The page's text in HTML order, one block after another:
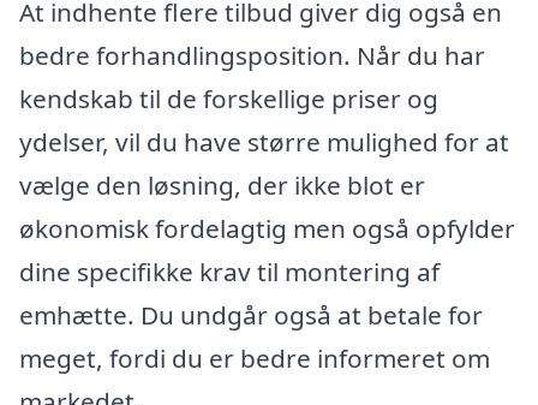
At indhente flere tilbud giver dig også en
bedre forhandlingsposition. Når du har
kendskab til de forskellige priser og
ydelser, vil du have større mulighed for at
vælge den løsning, der ikke blot er
økonomisk fordelagtig men også opfylder
dine specifikke krav til montering af
emhætte. Du undgår også at betale for
meget, fordi du er bedre informeret om